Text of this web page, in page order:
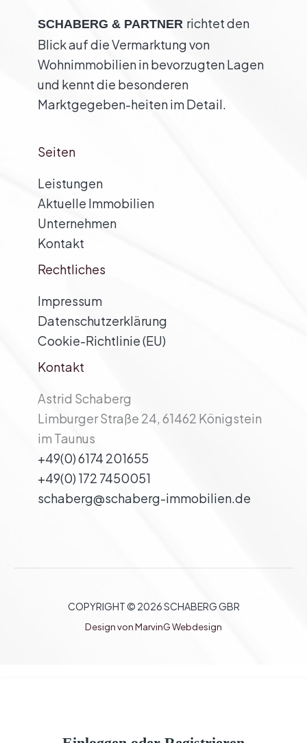
SCHABERG & PARTNER richtet den
Blick auf die Vermarktung von
Wohnimmobilien in bevorzugten Lagen
und kennt die besonderen
Marktgegeben-heiten im Detail.
Seiten
Leistungen
Aktuelle Immobilien
Unternehmen
Kontakt
Rechtliches
Impressum
Datenschutzerklärung
Cookie-Richtlinie (EU)
Kontakt
Astrid Schaberg
Limburger Straße 24, 61462 Königstein
im Taunus
+49(0) 6174 201655
+49(0) 172 7450051
schaberg@schaberg-immobilien.de
COPYRIGHT © 2026 SCHABERG GBR
Design von MarvinG Webdesign